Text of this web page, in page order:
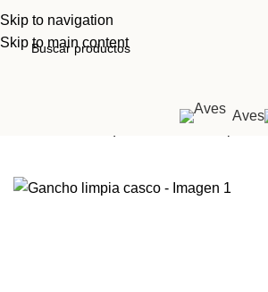
Skip to navigation
Skip to main content
Aves